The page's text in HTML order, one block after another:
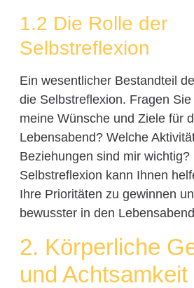
1.2 Die Rolle der
Selbstreflexion
Ein wesentlicher Bestandteil
die Selbstreflexion. Fragen
meine Wünsche und Ziele für
Lebensabend? Welche
Beziehungen sind mir
Selbstreflexion kann Ihnen
Ihre Prioritäten zu gewinnen
bewusster in den
2. Körperliche
und Achtsamkeit